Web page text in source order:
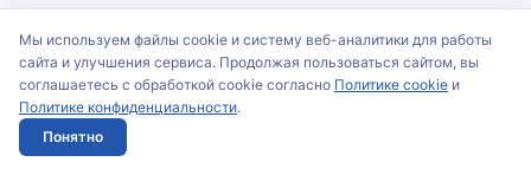
Мы используем файлы cookie и систему веб-аналитики для работы
сайта и улучшения сервиса. Продолжая пользоваться сайтом, вы
соглашаетесь с обработкой cookie согласно Политике cookie и
Политике конфиденциальности.
Понятно